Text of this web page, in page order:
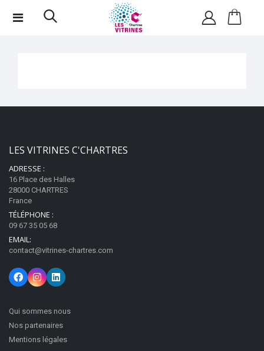
LES VITRINES C'CHARTRES
ADRESSE :
16 Place des Halles
28000 CHARTRES
France
TÉLÉPHONE :
09 67 35 05 68
EMAIL:
contact@vitrines-chartres.com
Qui sommes nous
Nos partenaires
Mentions légales